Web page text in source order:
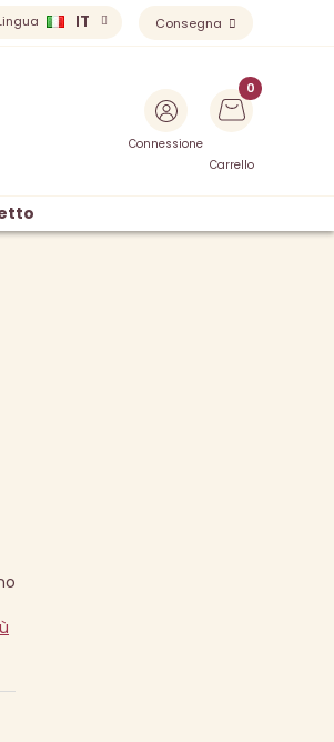
IT Consegna
Connessione
Carrello